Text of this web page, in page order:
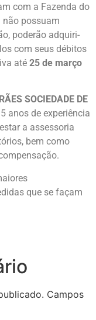
com a Fazenda do
não possuam
poderão adquiri-
com seus débitos
até 25 de março
SOCIEDADE DE
anos de experiência
a assessoria
bem como
que se façam
Campos